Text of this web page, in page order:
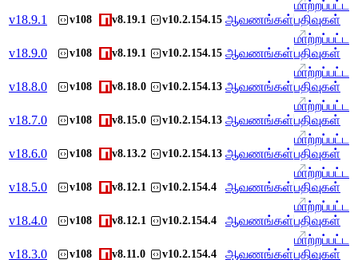
v18.9.1 v108 v8.19.1 v10.2.154.15 ஆவணங்கள்
மாற்றப்பட்ட
பதிவுகள்
v18.9.0 v108 v8.19.1 v10.2.154.15 ஆவணங்கள்
மாற்றப்பட்ட
பதிவுகள்
v18.8.0 v108 v8.18.0 v10.2.154.13 ஆவணங்கள்
மாற்றப்பட்ட
பதிவுகள்
v18.7.0 v108 v8.15.0 v10.2.154.13 ஆவணங்கள்
மாற்றப்பட்ட
பதிவுகள்
v18.6.0 v108 v8.13.2 v10.2.154.13 ஆவணங்கள்
மாற்றப்பட்ட
பதிவுகள்
v18.5.0 v108 v8.12.1 v10.2.154.4 ஆவணங்கள்
மாற்றப்பட்ட
பதிவுகள்
v18.4.0 v108 v8.12.1 v10.2.154.4 ஆவணங்கள்
மாற்றப்பட்ட
பதிவுகள்
v18.3.0 v108 v8.11.0 v10.2.154.4 ஆவணங்கள்
மாற்றப்பட்ட
பதிவுகள்